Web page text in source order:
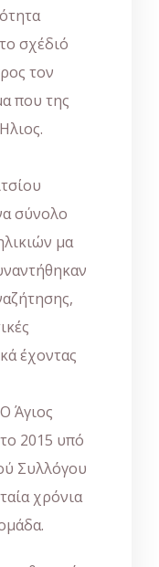
σχέδιό
τον
που της
σύνολο
μα
έχοντας
Άγιος
2015 υπό
Συλλόγου
χρόνια